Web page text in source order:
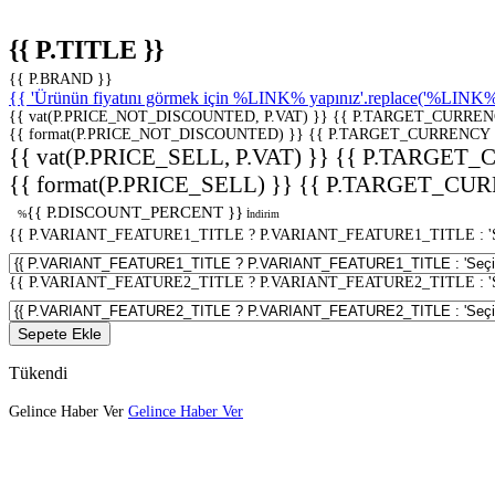
{{ P.TITLE }}
{{ P.BRAND }}
{{ 'Ürünün fiyatını görmek için %LINK%
{{ vat(P.PRICE_NOT_DISCOUNTED, P.VAT) }} {{
{{ format(P.PRICE_NOT_DISCOUNTED) }} {{
{{ vat(P.PRICE_SELL, P.VAT) }} {{
{{ format(P.PRICE_SELL) }} {{
%{{ P.DISCOUNT_PERCENT }} İndirim
{{ P.VARIANT_FEATURE1_TITLE ? P.VARIANT_FEATURE1_TITLE :
{{ P.VARIANT_FEATURE2_TITLE ? P.VARIANT_FEATURE2_TITLE :
Sepete Ekle
Tükendi
Gelince Haber Ver Gelince Haber Ver